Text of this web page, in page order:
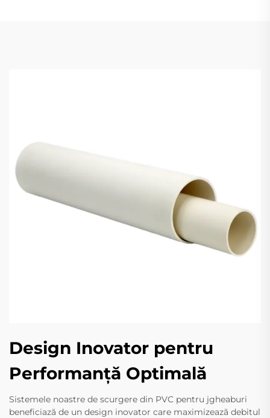
Design Inovator pentru
Performanță Optimală
Sistemele noastre de scurgere din PVC pentru jgheaburi
beneficiază de un design inovator care maximizează debitul